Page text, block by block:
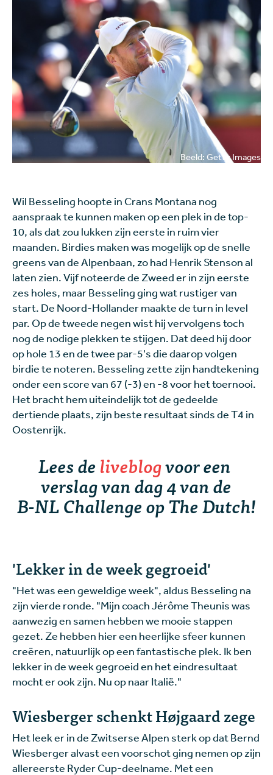
Beeld: Getty Images
Wil Besseling hoopte in Crans Montana nog
aanspraak te kunnen maken op een plek in de top-
10, als dat zou lukken zijn eerste in ruim vier
maanden. Birdies maken was mogelijk op de snelle
greens van de Alpenbaan, zo had Henrik Stenson al
laten zien. Vijf noteerde de Zweed er in zijn eerste
zes holes, maar Besseling ging wat rustiger van
start. De Noord-Hollander maakte de turn in level
par. Op de tweede negen wist hij vervolgens toch
nog de nodige plekken te stijgen. Dat deed hij door
op hole 13 en de twee par-5's die daarop volgen
birdie te noteren. Besseling zette zijn handtekening
onder een score van 67 (-3) en -8 voor het toernooi.
Het bracht hem uiteindelijk tot de gedeelde
dertiende plaats, zijn beste resultaat sinds de T4 in
Oostenrijk.
Lees deliveblogvoor een
verslag van dag 4 van de
B-NL Challenge op The Dutch!
'Lekker in de week gegroeid'
"Het was een geweldige week", aldus Besseling na
zijn vierde ronde. "Mijn coach Jérôme Theunis was
aanwezig en samen hebben we mooie stappen
gezet. Ze hebben hier een heerlijke sfeer kunnen
creëren, natuurlijk op een fantastische plek. Ik ben
lekker in de week gegroeid en het eindresultaat
mocht er ook zijn. Nu op naar Italië."
Wiesberger schenkt Højgaard zege
Het leek er in de Zwitserse Alpen sterk op dat Bernd
Wiesberger alvast een voorschot ging nemen op zijn
allereerste Ryder Cup-deelname. Met een